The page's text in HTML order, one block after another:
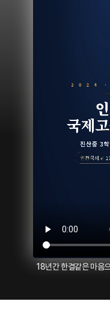
18년간 한결같은 마음